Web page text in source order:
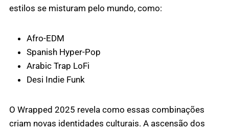
estilos se misturam pelo mundo, como:
Afro-EDM
Spanish Hyper-Pop
Arabic Trap LoFi
Desi Indie Funk
O Wrapped 2025 revela como essas combinações
criam novas identidades culturais. A ascensão dos